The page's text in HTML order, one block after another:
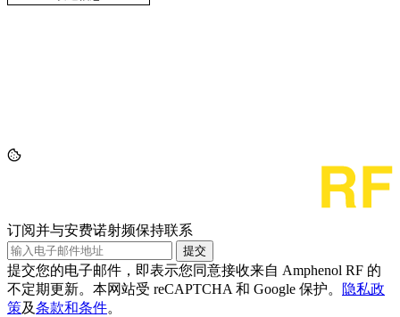
订阅并与安费诺射频保持联系
提交
提交您的电子邮件，即表示您同意接收来自 Amphenol RF 的
不定期更新。本网站受 reCAPTCHA 和 Google 保护。
隐私政
策及条款和条件。